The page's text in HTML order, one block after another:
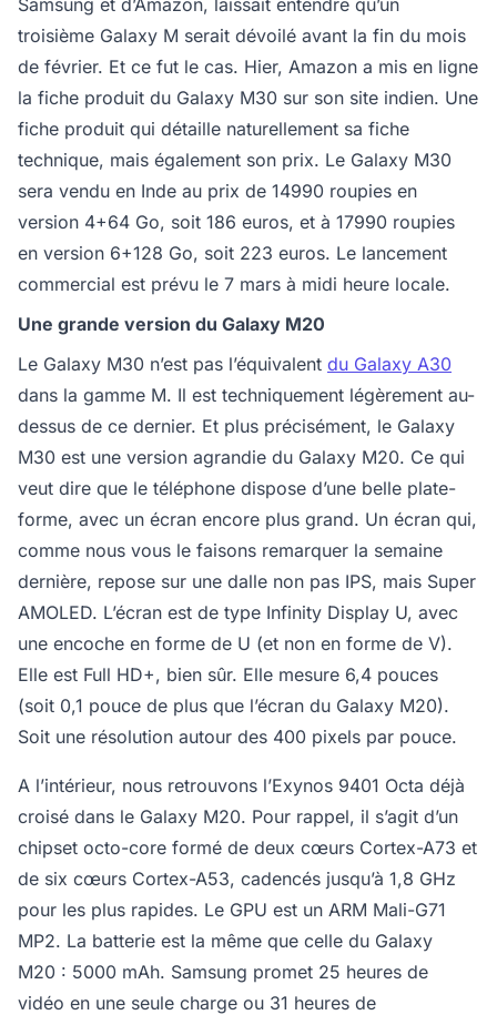
troisième Galaxy M serait dévoilé avant la fin du mois
de février. Et ce fut le cas. Hier, Amazon a mis en ligne
la fiche produit du Galaxy M30 sur son site indien. Une
fiche produit qui détaille naturellement sa fiche
technique, mais également son prix. Le Galaxy M30
sera vendu en Inde au prix de 14990 roupies en
version 4+64 Go, soit 186 euros, et à 17990 roupies
en version 6+128 Go, soit 223 euros. Le lancement
commercial est prévu le 7 mars à midi heure locale.
Une grande version du Galaxy M20
Le Galaxy M30 n’est pas l’équivalent du Galaxy A30
dans la gamme M. Il est techniquement légèrement au-
dessus de ce dernier. Et plus précisément, le Galaxy
M30 est une version agrandie du Galaxy M20. Ce qui
veut dire que le téléphone dispose d’une belle plate-
forme, avec un écran encore plus grand. Un écran qui,
comme nous vous le faisons remarquer la semaine
dernière, repose sur une dalle non pas IPS, mais Super
AMOLED. L’écran est de type Infinity Display U, avec
une encoche en forme de U (et non en forme de V).
Elle est Full HD+, bien sûr. Elle mesure 6,4 pouces
(soit 0,1 pouce de plus que l’écran du Galaxy M20).
Soit une résolution autour des 400 pixels par pouce.
A l’intérieur, nous retrouvons l’Exynos 9401 Octa déjà
croisé dans le Galaxy M20. Pour rappel, il s’agit d’un
chipset octo-core formé de deux cœurs Cortex-A73 et
de six cœurs Cortex-A53, cadencés jusqu’à 1,8 GHz
pour les plus rapides. Le GPU est un ARM Mali-G71
MP2. La batterie est la même que celle du Galaxy
M20 : 5000 mAh. Samsung promet 25 heures de
vidéo en une seule charge ou 31 heures de